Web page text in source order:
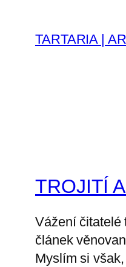
obsah
TARTARIA |
TROJITÍ
Vážení čitatelé
článek
Myslím si